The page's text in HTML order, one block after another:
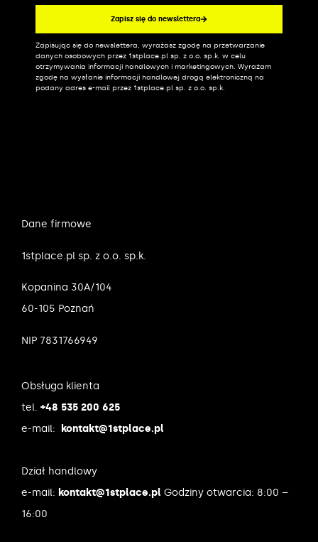
Zapisz się do newslettera
Alternative:
Zapisując się do newslettera, wyrażasz zgodę na przetwarzanie
danych osobowych przez 1stplace.pl sp. z o.o. sp.k. w celu
otrzymywania informacji handlowych i marketingowych. Wyrażam
zgodę na wysłanie informacji handlowej drogą elektroniczną na
podany adres e-mail przez 1stplace.pl sp. z o.o. sp.k.
Dane firmowe
1stplace.pl sp. z o.o. sp.k.
Kopanina 30A/104
60-105 Poznań
NIP 7831766949
Obsługa klienta
tel. +48 535 200 625
e-mail:
kontakt@1stplace.pl
Dział handlowy
e-mail: kontakt@1stplace.pl Godziny otwarcia: 8:00 –
16:00